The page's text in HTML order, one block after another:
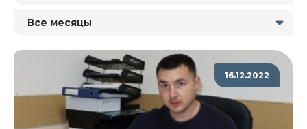
Все месяцы
16.12.2022